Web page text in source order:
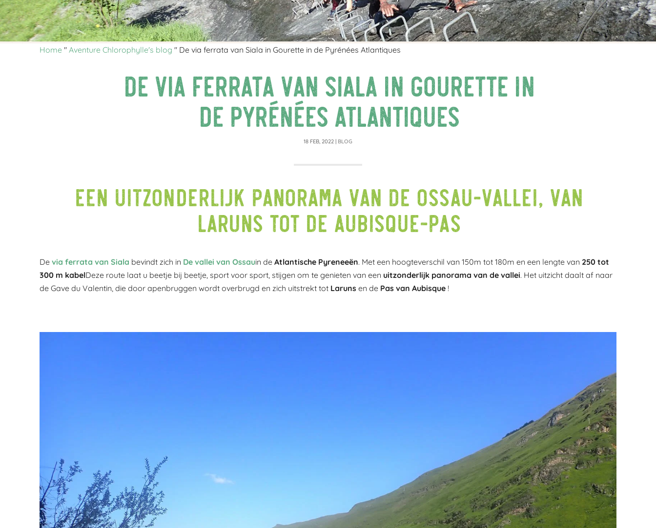
Home" Aventure Chlorophylle's blog " De via ferrata van Siala in Gourette in de Pyrénées Atlantiques
De via ferrata van Siala in Gourette in
de Pyrénées Atlantiques
18 FEB, 2022 | BLOG
Een uitzonderlijk panorama van de Ossau-vallei, van
Laruns tot de Aubisque-pas
De via ferrata van Siala bevindt zich in De vallei van Ossauin de Atlantische Pyreneeën. Met een hoogteverschil van 150m tot 180m en een lengte van 250 tot
300 m kabelDeze route laat u beetje bij beetje, sport voor sport, stijgen om te genieten van een uitzonderlijk panorama van de vallei. Het uitzicht daalt af naar
de Gave du Valentin, die door apenbruggen wordt overbrugd en zich uitstrekt tot Larunsen de Pas van Aubisque!